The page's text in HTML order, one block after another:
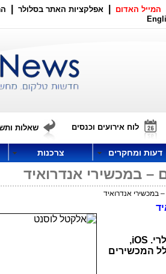
המייל האדום אפלקציות האתר בסלולר
לוח אירועים וכנסים שאלות
דעות ומחקרים צרכנות
iOS
,
הפעלה ניידות נוספות מהוות פחות מ-1% מכלל המכשירים